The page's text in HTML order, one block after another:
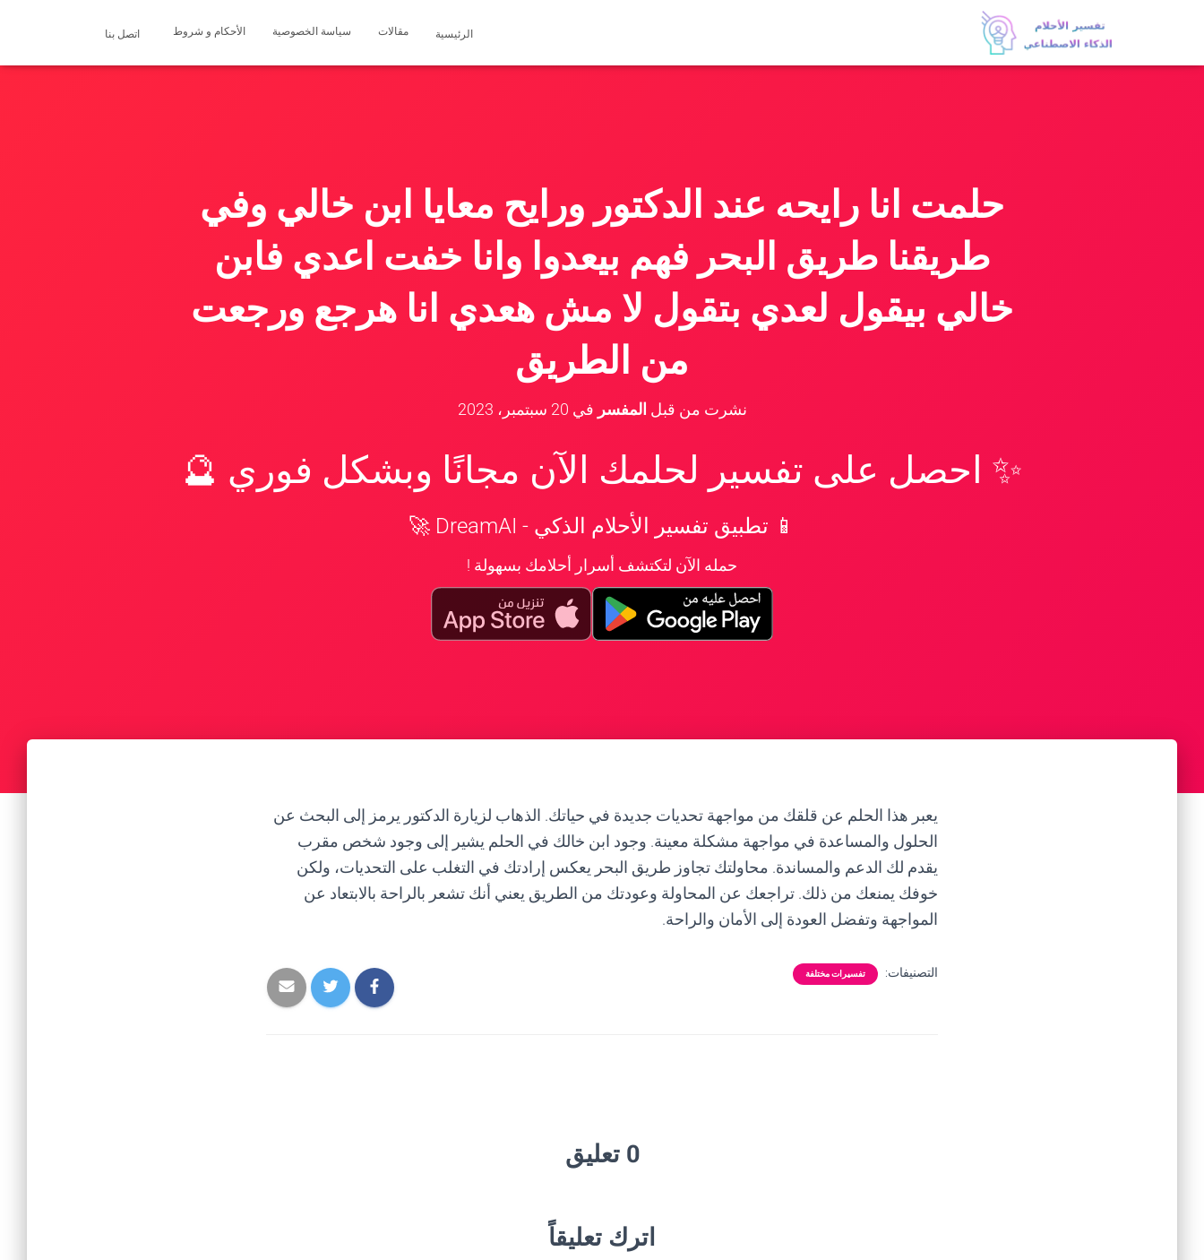
الرئيسية مقالات سياسة الخصوصية الأحكام و شروط اتصل بنا
حلمت انا رايحه عند الدكتور ورايح معايا ابن خالي وفي
طريقنا طريق البحر فهم بيعدوا وانا خفت اعدي فابن
خالي بيقول لعدي بتقول لا مش هعدي انا هرجع ورجعت
من الطريق
نشرت من قبل المفسر في 20 سبتمبر، 2023
✨ احصل على تفسير لحلمك الآن مجانًا وبشكل فوري 🔮
📱 تطبيق تفسير الأحلام الذكي - DreamAI 🚀
حمله الآن لتكتشف أسرار أحلامك بسهولة !
يعبر هذا الحلم عن قلقك من مواجهة تحديات جديدة في حياتك. الذهاب لزيارة الدكتور يرمز إلى البحث عن
الحلول والمساعدة في مواجهة مشكلة معينة. وجود ابن خالك في الحلم يشير إلى وجود شخص مقرب
يقدم لك الدعم والمساندة. محاولتك تجاوز طريق البحر يعكس إرادتك في التغلب على التحديات، ولكن
خوفك يمنعك من ذلك. تراجعك عن المحاولة وعودتك من الطريق يعني أنك تشعر بالراحة بالابتعاد عن
المواجهة وتفضل العودة إلى الأمان والراحة.
التصنيفات: تفسيرات مختلفة
0 تعليق
اترك تعليقاً